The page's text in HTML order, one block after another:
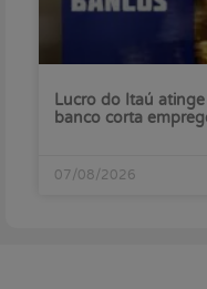
Lucro do Itaú
banco corta
07/08/2026